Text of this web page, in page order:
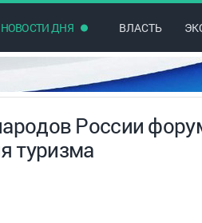
НОВОСТИ ДНЯ ВЛАСТЬ
России
туризма